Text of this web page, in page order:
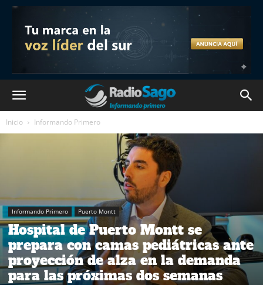
Inicio Informando Primero
Informando Primero Puerto Montt
Hospital de Puerto Montt se
prepara con camas pediátricas ante
proyección de alza en la demanda
para las próximas dos semanas